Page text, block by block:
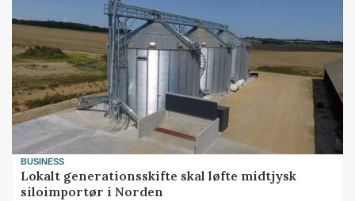
BUSINESS
Lokalt generationsskifte skal løfte midtjysk
siloimportør i Norden